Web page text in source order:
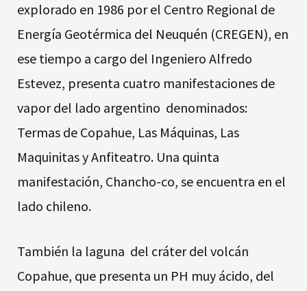
explorado en 1986 por el Centro Regional de
Energía Geotérmica del Neuquén (CREGEN), en
ese tiempo a cargo del Ingeniero Alfredo
Estevez, presenta cuatro manifestaciones de
vapor del lado argentino denominados:
Termas de Copahue, Las Máquinas, Las
Maquinitas y Anfiteatro. Una quinta
manifestación, Chancho-co, se encuentra en el
lado chileno.
También la laguna del cráter del volcán
Copahue, que presenta un PH muy ácido, del